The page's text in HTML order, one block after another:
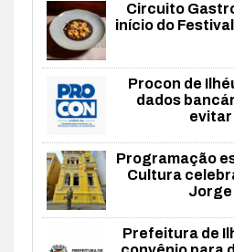
Circuito
início do
Procon de
dados
evitar
Programação
Cultura
Jorge
Prefeitura de